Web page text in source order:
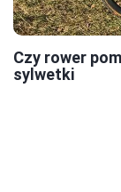
Czy rower
sylwetki